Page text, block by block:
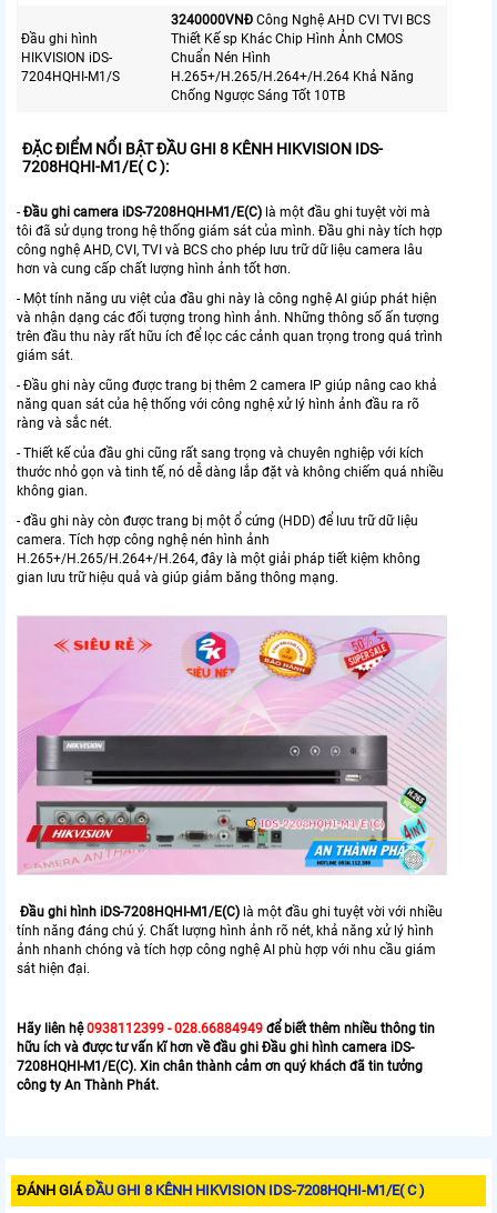
Đầu ghi hình
HIKVISION iDS-
7204HQHI-M1/S
3240000VNÐ Công Nghệ AHD CVI TVI BCS
Thiết Kế sp Khác Chip Hình Ảnh CMOS
Chuẩn Nén Hình
H.265+/H.265/H.264+/H.264 Khả Năng
Chống Ngược Sáng Tốt 10TB
ĐẶC ĐIỂM NỔI BẬT ĐẦU GHI 8 KÊNH HIKVISION IDS-
7208HQHI-M1/E( C ):
- Đầu ghi camera iDS-7208HQHI-M1/E(C) là một đầu ghi tuyệt vời mà
tôi đã sử dụng trong hệ thống giám sát của mình. Đầu ghi này tích hợp
công nghệ AHD, CVI, TVI và BCS cho phép lưu trữ dữ liệu camera lâu
hơn và cung cấp chất lượng hình ảnh tốt hơn.
- Một tính năng ưu việt của đầu ghi này là công nghệ AI giúp phát hiện
và nhận dạng các đối tượng trong hình ảnh. Những thông số ấn tượng
trên đầu thu này rất hữu ích để lọc các cảnh quan trọng trong quá trình
giám sát.
- Đầu ghi này cũng được trang bị thêm 2 camera IP giúp nâng cao khả
năng quan sát của hệ thống với công nghệ xử lý hình ảnh đầu ra rõ
ràng và sắc nét.
- Thiết kế của đầu ghi cũng rất sang trọng và chuyên nghiệp với kích
thước nhỏ gọn và tinh tế, nó dễ dàng lắp đặt và không chiếm quá nhiều
không gian.
- đầu ghi này còn được trang bị một ổ cứng (HDD) để lưu trữ dữ liệu
camera. Tích hợp công nghệ nén hình ảnh
H.265+/H.265/H.264+/H.264, đây là một giải pháp tiết kiệm không
gian lưu trữ hiệu quả và giúp giảm băng thông mạng.
Đầu ghi hình iDS-7208HQHI-M1/E(C) là một đầu ghi tuyệt vời với nhiều
tính năng đáng chú ý. Chất lượng hình ảnh rõ nét, khả năng xử lý hình
ảnh nhanh chóng và tích hợp công nghệ AI phù hợp với nhu cầu giám
sát hiện đại.
Hãy liên hệ0938112399 - 028.66884949 để biết thêm nhiều thông tin
hữu ích và được tư vấn kĩ hơn về đầu ghi Đầu ghi hình camera iDS-
7208HQHI-M1/E(C). Xin chân thành cảm ơn quý khách đã tin tưởng
công ty An Thành Phát.
ĐÁNH GIÁĐẦU GHI 8 KÊNH HIKVISION IDS-7208HQHI-M1/E( C )